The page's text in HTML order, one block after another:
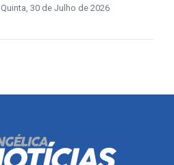
Quinta, 30 de Julho de 2026